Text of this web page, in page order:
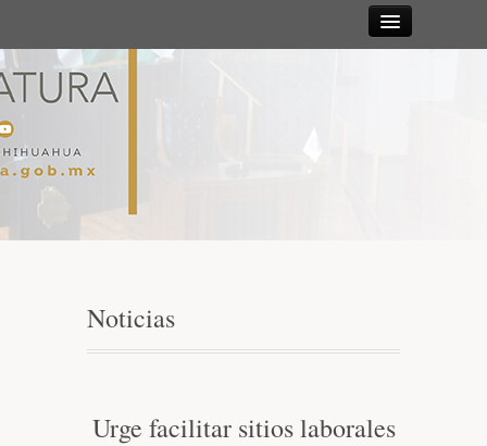
Mesa Directiva y Diputación Permanente
Noticias
Urge facilitar sitios laborales